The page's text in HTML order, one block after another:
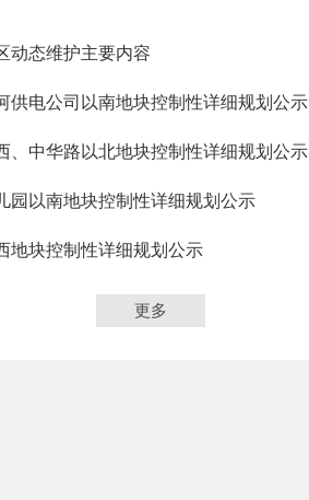
动态维护主要内容
供电公司以南地块控制性详细规划公示
、中华路以北地块控制性详细规划公示
园以南地块控制性详细规划公示
地块控制性详细规划公示
更多